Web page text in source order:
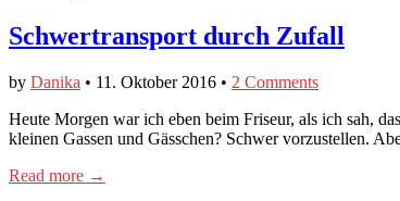
Schwertransport durch Zufall
by Danika • 11. Oktober 2016 • 2 Comments
Heute Morgen war ich eben beim Friseur, als ich sah,
kleinen Gassen und Gässchen? Schwer vorzustellen.
Read more →